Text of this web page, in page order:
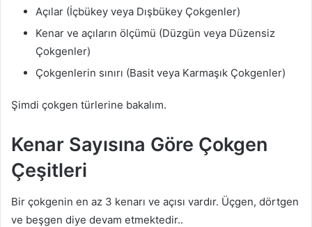
Açılar (İçbükey veya Dışbükey Çokgenler)
Kenar ve açıların ölçümü (Düzgün veya Düzensiz
Çokgenler)
Çokgenlerin sınırı (Basit veya Karmaşık Çokgenler)
Şimdi çokgen türlerine bakalım.
Kenar Sayısına Göre Çokgen
Çeşitleri
Bir çokgenin en az 3 kenarı ve açısı vardır. Üçgen, dörtgen
ve beşgen diye devam etmektedir..